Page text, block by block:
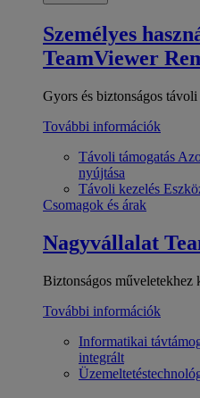
Személyes
TeamViewer
Gyors és biztonságos
További információk
Távoli támogatás
nyújtása
Távoli kezelés
Csomagok és árak
Nagyvállalat
Biztonságos műveletekhez
További információk
Informatikai
integrált